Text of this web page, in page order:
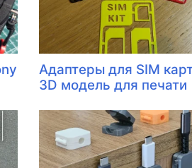
Адаптеры для SIM
3D модель для печати